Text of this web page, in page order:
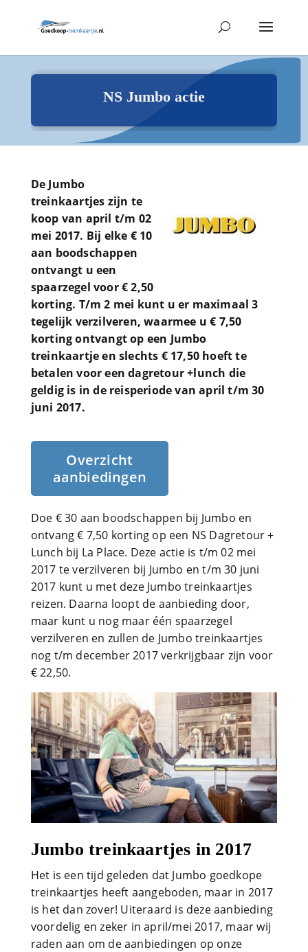
NS Jumbo actie
De Jumbo
treinkaartjes zijn te
koop van april t/m 02
mei 2017. Bij elke € 10
aan boodschappen
ontvangt u een
spaarzegel voor € 2,50
korting. T/m 2 mei kunt u er maximaal 3
tegelijk verzilveren, waarmee u € 7,50
korting ontvangt op een Jumbo
treinkaartje en slechts € 17,50 hoeft te
betalen voor een dagretour +lunch die
geldig is in de reisperiode van april t/m 30
juni 2017.
Overzicht
aanbiedingen
Doe € 30 aan boodschappen bij Jumbo en
ontvang € 7,50 korting op een NS Dagretour +
Lunch bij La Place. Deze actie is t/m 02 mei
2017 te verzilveren bij Jumbo en t/m 30 juni
2017 kunt u met deze Jumbo treinkaartjes
reizen. Daarna loopt de aanbieding door,
maar kunt u nog maar één spaarzegel
verzilveren en zullen de Jumbo treinkaartjes
nog t/m december 2017 verkrijgbaar zijn voor
€ 22,50.
Jumbo treinkaartjes in 2017
Het is een tijd geleden dat Jumbo goedkope
treinkaartjes heeft aangeboden, maar in 2017
is het dan zover! Uiteraard is deze aanbieding
voordelig en zeker in april/mei 2017, maar wij
raden aan om de aanbiedingen op onze